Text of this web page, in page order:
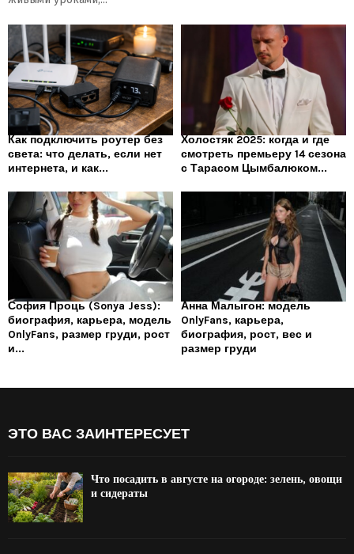
Как подключить роутер без
света: что делать, если нет
интернета, и как...
Холостяк 2025: когда и где
смотреть премьеру 14 сезона
с Тарасом Цымбалюком...
София Проць (Sonya Jess):
биография, карьера, модель
OnlyFans, размер груди, рост
и...
Анна Малыгон: модель
OnlyFans, карьера,
биография, рост, вес и
размер груди
ЭТО ВАС ЗАИНТЕРЕСУЕТ
Что посадить в августе на огороде: зелень, овощи
и сидераты